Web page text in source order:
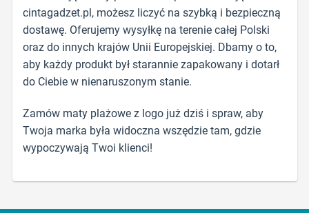
cintagadzet.pl, możesz liczyć na szybką i bezpieczną
dostawę. Oferujemy wysyłkę na terenie całej Polski
oraz do innych krajów Unii Europejskiej. Dbamy o to,
aby każdy produkt był starannie zapakowany i dotarł
do Ciebie w nienaruszonym stanie.
Zamów maty plażowe z logo już dziś i spraw, aby
Twoja marka była widoczna wszędzie tam, gdzie
wypoczywają Twoi klienci!